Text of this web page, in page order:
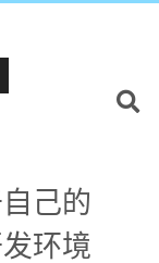
己的
发环境